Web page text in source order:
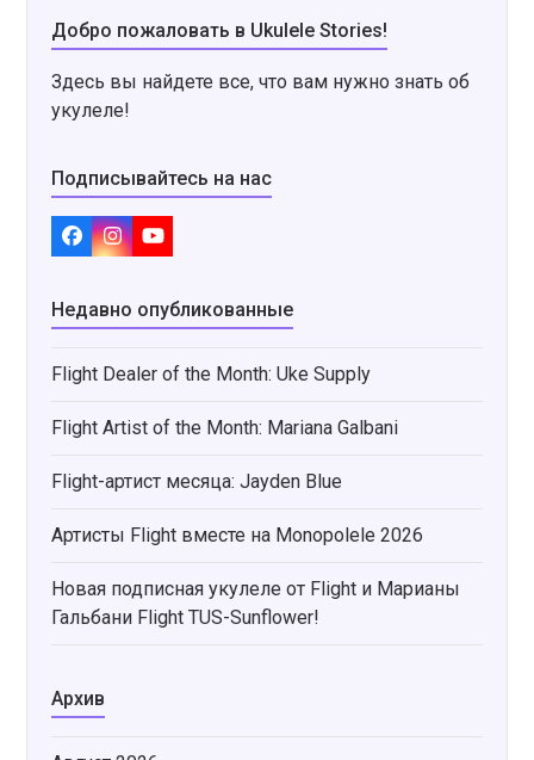
Добро пожаловать в Ukulele Stories!
Здесь вы найдете все, что вам нужно знать об
укулеле!
Подписывайтесь на нас
Facebook
Instagram
YouTube
Недавно опубликованные
Flight Dealer of the Month: Uke Supply
Flight Artist of the Month: Mariana Galbani
Flight-артист месяца: Jayden Blue
Артисты Flight вместе на Monopolele 2026
Новая подписная укулеле от Flight и Марианы
Гальбани Flight TUS-Sunflower!
Архив